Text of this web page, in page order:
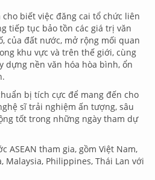
cho biết việc đăng cai tổ chức liên
tiếp tục bảo tồn các giá trị văn
của đất nước, mở rộng mối quan
khu vực và trên thế giới, cùng
dựng nền văn hóa hòa bình, ổn
bị tích cực để mang đến cho
sĩ trải nghiệm ấn tượng, sâu
tốt trong những ngày tham dự
ASEAN tham gia, gồm Việt Nam,
Malaysia, Philippines, Thái Lan với